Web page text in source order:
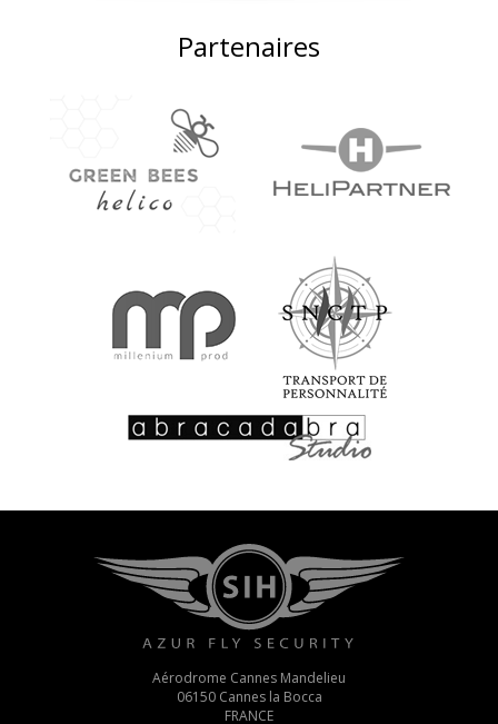
Partenaires
Aérodrome Cannes Mandelieu
06150 Cannes la Bocca
FRANCE